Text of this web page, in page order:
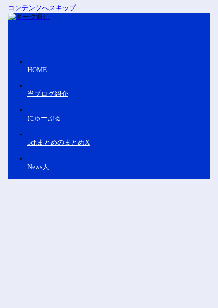
コンテンツへスキップ
HOME
当ブログ紹介
にゅーぷる
5chまとめのまとめX
News人